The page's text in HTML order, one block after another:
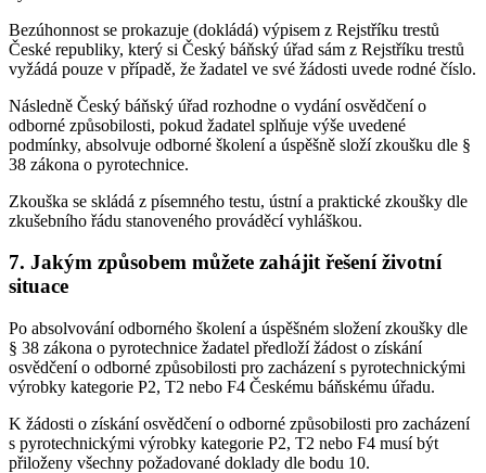
Bezúhonnost se prokazuje (dokládá) výpisem z Rejstříku trestů
České republiky, který si Český báňský úřad sám z Rejstříku trestů
vyžádá pouze v případě, že žadatel ve své žádosti uvede rodné číslo.
Následně Český báňský úřad rozhodne o vydání osvědčení o
odborné způsobilosti, pokud žadatel splňuje výše uvedené
podmínky, absolvuje odborné školení a úspěšně složí zkoušku dle §
38 zákona o pyrotechnice.
Zkouška se skládá z písemného testu, ústní a praktické zkoušky dle
zkušebního řádu stanoveného prováděcí vyhláškou.
7. Jakým způsobem můžete zahájit řešení životní
situace
Po absolvování odborného školení a úspěšném složení zkoušky dle
§ 38 zákona o pyrotechnice žadatel předloží žádost o získání
osvědčení o odborné způsobilosti pro zacházení s pyrotechnickými
výrobky kategorie P2, T2 nebo F4 Českému báňskému úřadu.
K žádosti o získání osvědčení o odborné způsobilosti pro zacházení
s pyrotechnickými výrobky kategorie P2, T2 nebo F4 musí být
přiloženy všechny požadované doklady dle bodu 10.